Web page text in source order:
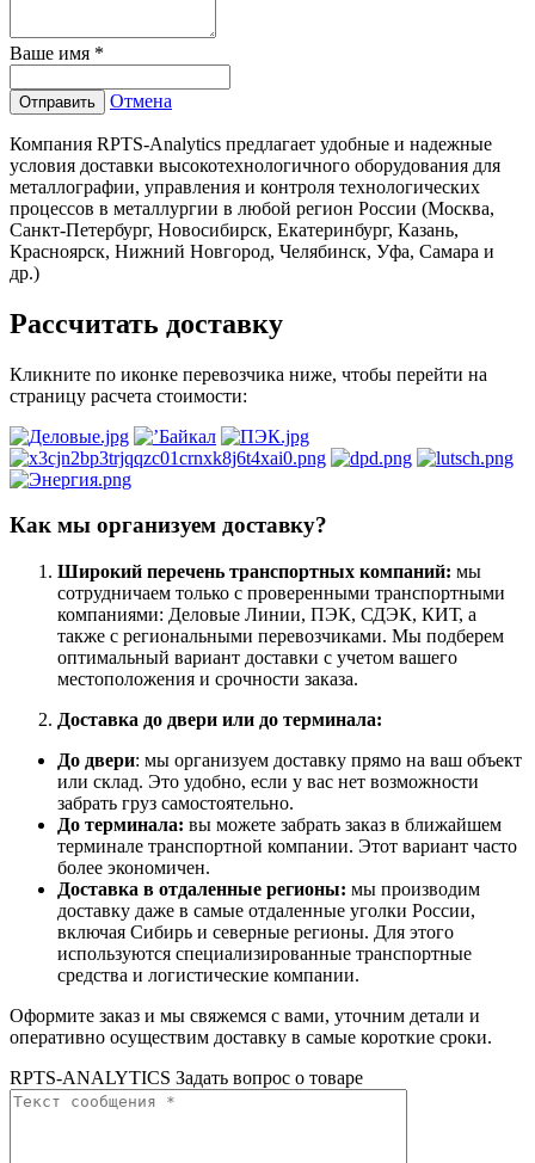
Ваше имя *
Отправить Отмена
Компания RPTS-Analytics предлагает удобные и надежные
условия доставки высокотехнологичного оборудования для
металлографии, управления и контроля технологических
процессов в металлургии в любой регион России (Москва,
Санкт-Петербург, Новосибирск, Екатеринбург, Казань,
Красноярск, Нижний Новгород, Челябинск, Уфа, Самара и
др.)
Рассчитать доставку
Кликните по иконке перевозчика ниже, чтобы перейти на
страницу расчета стоимости:
Как мы организуем доставку?
Широкий перечень транспортных компаний: мы
сотрудничаем только с проверенными транспортными
компаниями: Деловые Линии, ПЭК, СДЭК, КИТ, а
также с региональными перевозчиками. Мы подберем
оптимальный вариант доставки с учетом вашего
местоположения и срочности заказа.
Доставка до двери или до терминала:
До двери: мы организуем доставку прямо на ваш объект
или склад. Это удобно, если у вас нет возможности
забрать груз самостоятельно.
До терминала: вы можете забрать заказ в ближайшем
терминале транспортной компании. Этот вариант часто
более экономичен.
Доставка в отдаленные регионы: мы производим
доставку даже в самые отдаленные уголки России,
включая Сибирь и северные регионы. Для этого
используются специализированные транспортные
средства и логистические компании.
Оформите заказ и мы свяжемся с вами, уточним детали и
оперативно осуществим доставку в самые короткие сроки.
RPTS-ANALYTICS Задать вопрос о товаре